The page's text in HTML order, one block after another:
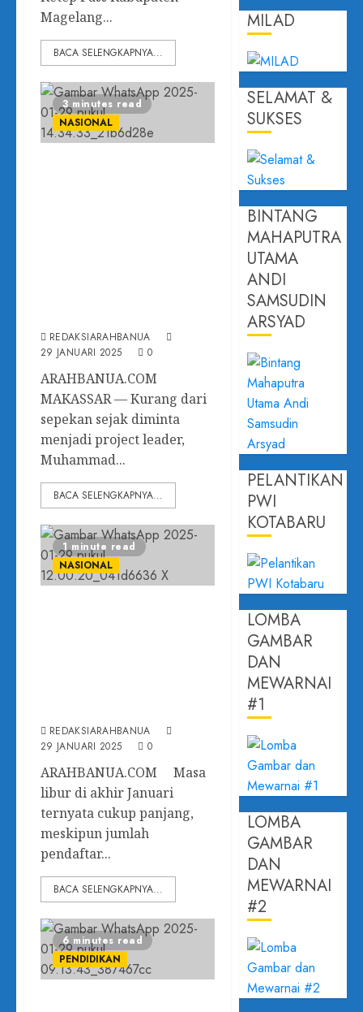
Magelang...
BACA SELENGKAPNYA...
3 minutes read
NASIONAL
REDAKSIARAHBANUA
29 JANUARI 2025
0
ARAHBANUA.COM
MAKASSAR — Kurang dari
sepekan sejak diminta
menjadi project leader,
Muhammad...
BACA SELENGKAPNYA...
1 minute read
NASIONAL
REDAKSIARAHBANUA
29 JANUARI 2025
0
ARAHBANUA.COM Masa
libur di akhir Januari
ternyata cukup panjang,
meskipun jumlah
pendaftar...
BACA SELENGKAPNYA...
6 minutes read
PENDIDIKAN
MILAD
SELAMAT &
SUKSES
BINTANG
MAHAPUTRA
UTAMA
ANDI
SAMSUDIN
ARSYAD
PELANTIKAN
PWI
KOTABARU
LOMBA
GAMBAR
DAN
MEWARNAI
#1
LOMBA
GAMBAR
DAN
MEWARNAI
#2